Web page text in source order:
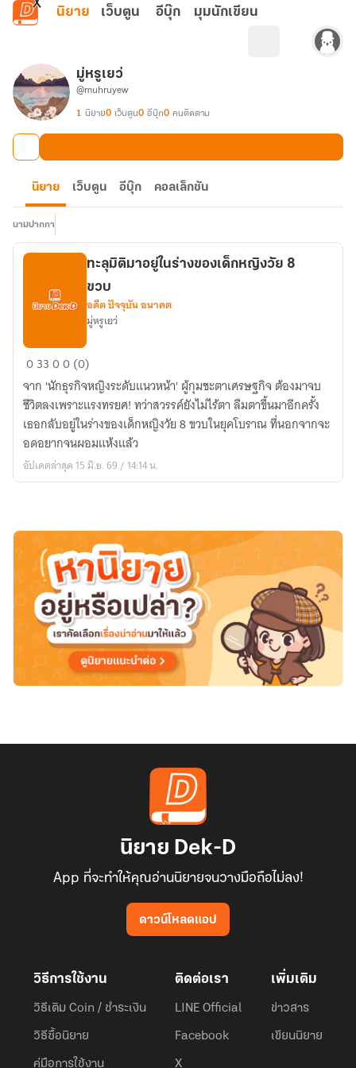
ข้ามไปยังเนื้อหาหลัก
นิยาย เว็บตูน อีบุ๊ก มุมนักเขียน
มู่หรูเยว่
@muhruyew
1 นิยาย0 เว็บตูน0 อีบุ๊ก0 คนติดตาม
นิยาย เว็บตูน อีบุ๊ก คอลเล็กชัน
นามปากกา
ทะลุ
มา
อยู่
ใน
ร่าง
ของ
วัย
ขวบ
ทะลุมิติมาอยู่ในร่างของเด็กหญิงวัย 8
ขวบ
อดีต ปัจจุบัน อนาคต
มู่หรูเยว่
03300 (0)
จาก 'นักธุรกิจหญิงระดับแนวหน้า' ผู้กุมชะตาเศรษฐกิจ ต้องมาจบ
ชีวิตลงเพราะแรงทรยศ! ทว่าสวรรค์ยังไม่ไร้ตา ลืมตาขึ้นมาอีกครั้ง
เธอกลับอยู่ในร่างของเด็กหญิงวัย 8 ขวบในยุคโบราณ ที่นอกจากจะ
อดอยากจนผอมแห้งแล้ว
อัปเดตล่าสุด 15 มิ.ย. 69 / 14:14 น.
นิยาย Dek-D
App ที่จะทำให้คุณอ่านนิยายจนวางมือถือไม่ลง!
ดาวน์โหลดแอป
วิธีการใช้งาน
วิธีเติม Coin / ชำระเงิน
วิธีซื้อนิยาย
คู่มือการใช้งาน
ติดต่อเรา
LINE Official
Facebook
X
เพิ่มเติม
ข่าวสาร
เขียนนิยาย